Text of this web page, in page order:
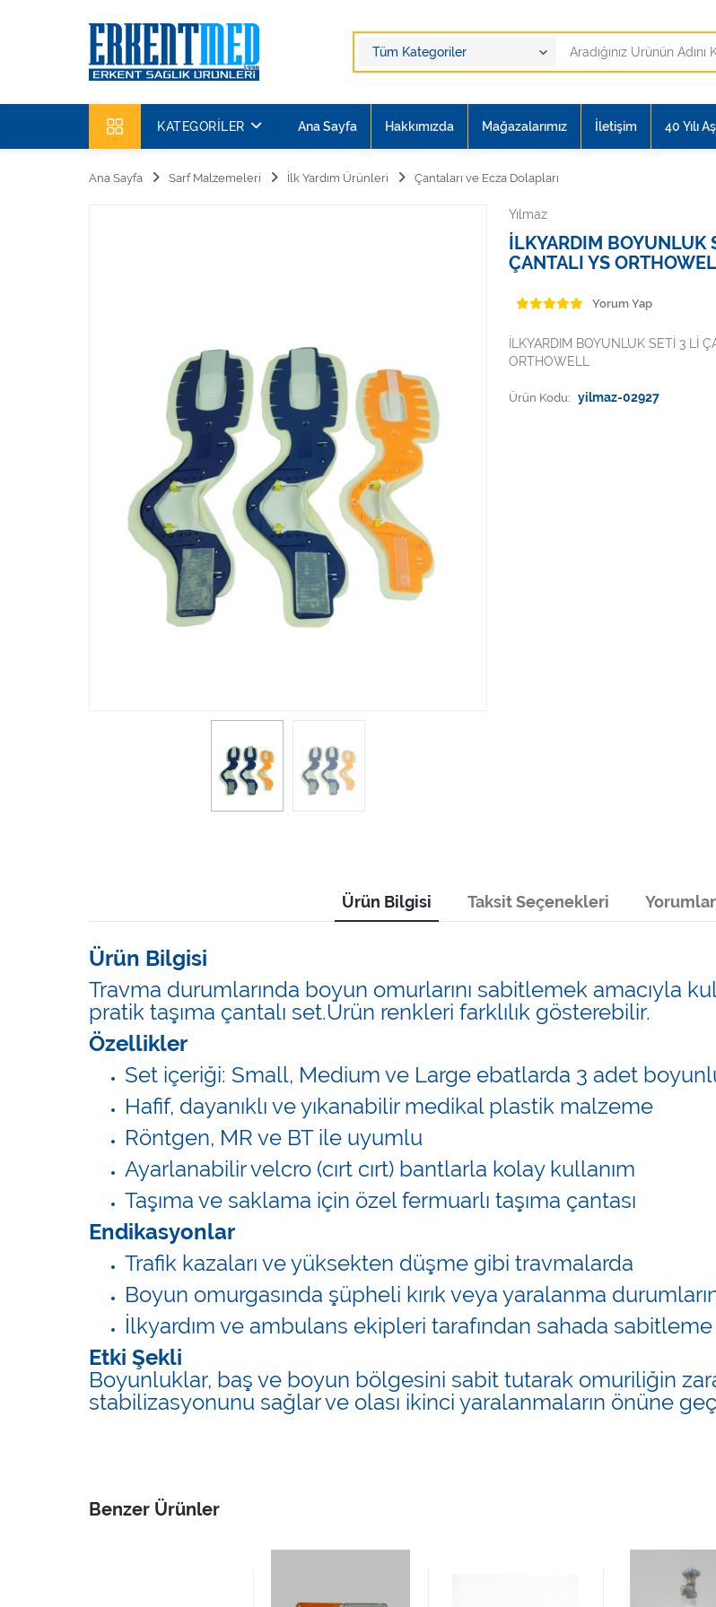
KATEGORILER Ana Sayfa Hakkımızda Mağazalarımız İletişim 40 Yılı
Ana Sayfa Sarf Malzemeleri İlk Yardım Ürünleri Çantaları ve Ecza Dolapları
Yılmaz
İLKYARDIM BOYUNLUK
ÇANTALI YS
Yorum Yap
İLKYARDIM BOYUNLUK SETİ 3 Lİ
ORTHOWELL
Ürün Kodu: yilmaz-02927
Ürün Bilgisi Taksit Seçenekleri Yorumlar
Ürün Bilgisi
Travma durumlarında boyun omurlarını sabitlemek amacıyla
pratik taşıma çantalı set.Ürün renkleri farklılık gösterebilir.
Özellikler
Set içeriği: Small, Medium ve Large ebatlarda 3 adet
Hafif, dayanıklı ve yıkanabilir medikal plastik malzeme
Röntgen, MR ve BT ile uyumlu
Ayarlanabilir velcro (cırt cırt) bantlarla kolay kullanım
Taşıma ve saklama için özel fermuarlı taşıma çantası
Endikasyonlar
Trafik kazaları ve yüksekten düşme gibi travmalarda
Boyun omurgasında şüpheli kırık veya yaralanma
İlkyardım ve ambulans ekipleri tarafından sahada sabitleme
Etki Şekli
Boyunluklar, baş ve boyun bölgesini sabit tutarak omuriliğin
stabilizasyonunu sağlar ve olası ikinci yaralanmaların önüne
Benzer Ürünler